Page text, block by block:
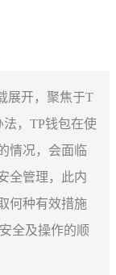
展开，聚焦于T
，TP钱包在使
情况，会面临
全管理，此内
何种有效措施
全及操作的顺